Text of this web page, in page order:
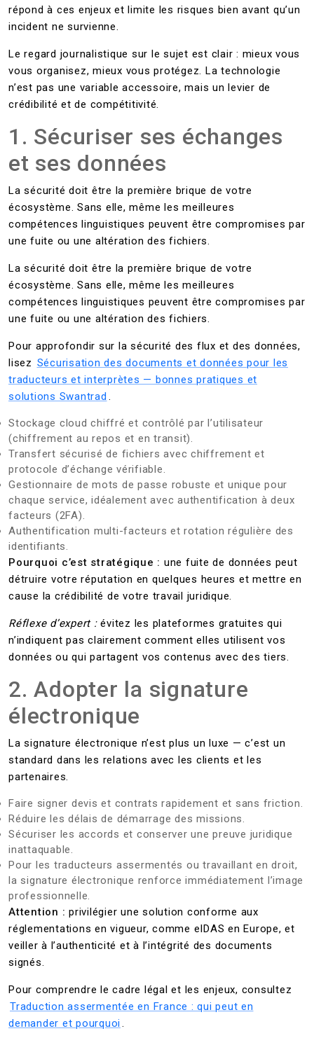
répond à ces enjeux et limite les risques bien avant qu’un
incident ne survienne.
Le regard journalistique sur le sujet est clair : mieux vous
vous organisez, mieux vous protégez. La technologie
n’est pas une variable accessoire, mais un levier de
crédibilité et de compétitivité.
1. Sécuriser ses échanges
et ses données
La sécurité doit être la première brique de votre
écosystème. Sans elle, même les meilleures
compétences linguistiques peuvent être compromises par
une fuite ou une altération des fichiers.
La sécurité doit être la première brique de votre
écosystème. Sans elle, même les meilleures
compétences linguistiques peuvent être compromises par
une fuite ou une altération des fichiers.
Pour approfondir sur la sécurité des flux et des données,
lisez Sécurisation des documents et données pour les
traducteurs et interprètes — bonnes pratiques et
solutions Swantrad .
Stockage cloud chiffré et contrôlé par l’utilisateur
(chiffrement au repos et en transit).
Transfert sécurisé de fichiers avec chiffrement et
protocole d’échange vérifiable.
Gestionnaire de mots de passe robuste et unique pour
chaque service, idéalement avec authentification à deux
facteurs (2FA).
Authentification multi-facteurs et rotation régulière des
identifiants.
Pourquoi c’est stratégique : une fuite de données peut
détruire votre réputation en quelques heures et mettre en
cause la crédibilité de votre travail juridique.
Réflexe d’expert :évitez les plateformes gratuites qui
n’indiquent pas clairement comment elles utilisent vos
données ou qui partagent vos contenus avec des tiers.
2. Adopter la signature
électronique
La signature électronique n’est plus un luxe — c’est un
standard dans les relations avec les clients et les
partenaires.
Faire signer devis et contrats rapidement et sans friction.
Réduire les délais de démarrage des missions.
Sécuriser les accords et conserver une preuve juridique
inattaquable.
Pour les traducteurs assermentés ou travaillant en droit,
la signature électronique renforce immédiatement l’image
professionnelle.
Attention : privilégier une solution conforme aux
réglementations en vigueur, comme eIDAS en Europe, et
veiller à l’authenticité et à l’intégrité des documents
signés.
Pour comprendre le cadre légal et les enjeux, consultez
Traduction assermentée en France : qui peut en
demander et pourquoi .